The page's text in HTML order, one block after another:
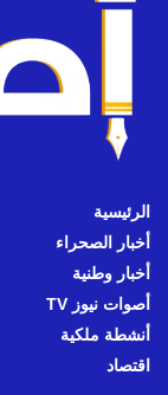
الرئيسية
أخبار الصحراء
أخبار وطنية
أصوات نيوز TV
أنشطة ملكية
اقتصاد